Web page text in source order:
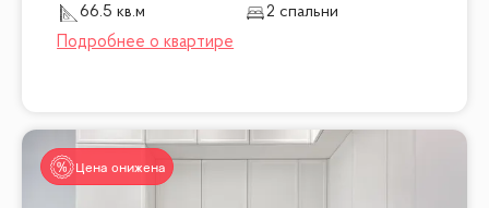
66.5 кв.м
2 спальни
Цена снижена